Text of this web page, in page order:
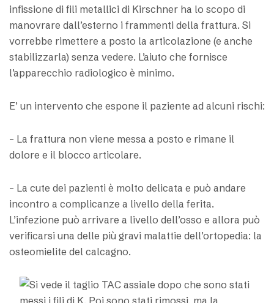
infissione di fili metallici di Kirschner ha lo scopo di
manovrare dall’esterno i frammenti della frattura. Si
vorrebbe rimettere a posto la articolazione (e anche
stabilizzarla) senza vedere. L’aiuto che fornisce
l’apparecchio radiologico è minimo.
E’ un intervento che espone il paziente ad alcuni rischi:
– La frattura non viene messa a posto e rimane il
dolore e il blocco articolare.
– La cute dei pazienti è molto delicata e può andare
incontro a complicanze a livello della ferita.
L’infezione può arrivare a livello dell’osso e allora può
verificarsi una delle più gravi malattie dell’ortopedia: la
osteomielite del calcagno.